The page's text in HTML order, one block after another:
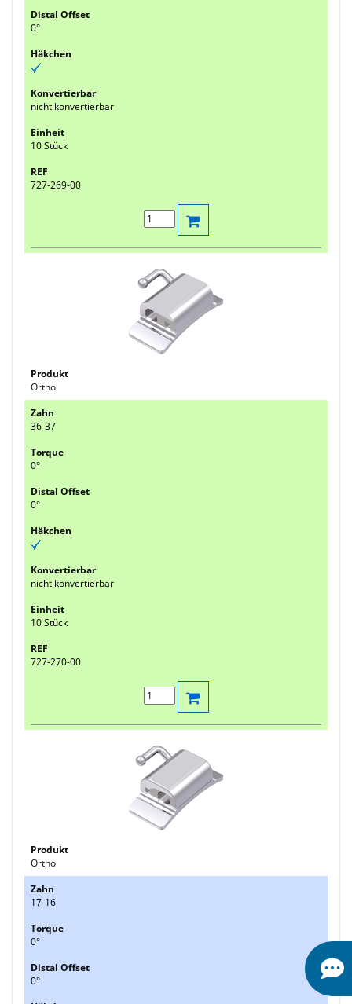
0°
nicht konvertierbar
10 Stück
727-269-00
Ortho
36-37
0°
0°
nicht konvertierbar
10 Stück
727-270-00
Ortho
17-16
0°
0°